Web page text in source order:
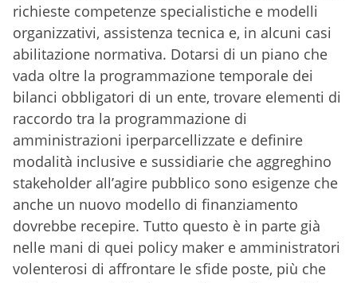
richieste competenze specialistiche e modelli
organizzativi, assistenza tecnica e, in alcuni casi
abilitazione normativa. Dotarsi di un piano che
vada oltre la programmazione temporale dei
bilanci obbligatori di un ente, trovare elementi di
raccordo tra la programmazione di
amministrazioni iperparcellizzate e definire
modalità inclusive e sussidiarie che aggreghino
stakeholder all’agire pubblico sono esigenze che
anche un nuovo modello di finanziamento
dovrebbe recepire. Tutto questo è in parte già
nelle mani di quei policy maker e amministratori
volenterosi di affrontare le sfide poste, più che